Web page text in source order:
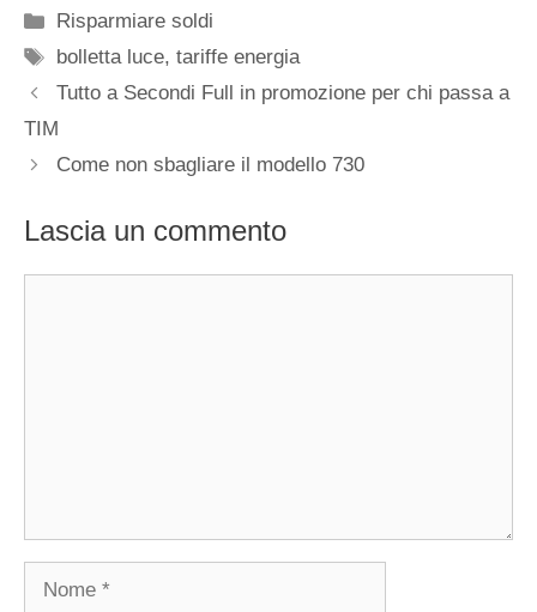
Categorie
Risparmiare soldi
Tag
bolletta luce,tariffe energia
Tutto a Secondi Full in promozione per chi passa a
TIM
Come non sbagliare il modello 730
Lascia un commento
Nome